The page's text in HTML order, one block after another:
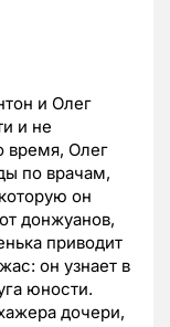
и Олег
и не
время, Олег
по врачам,
он
донжуанов,
приводит
он узнает в
юности.
дочери,